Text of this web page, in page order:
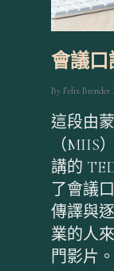
會議口
By Felix
這段由
（MIIS
講的
了會議
傳譯與
業的人
門影片。